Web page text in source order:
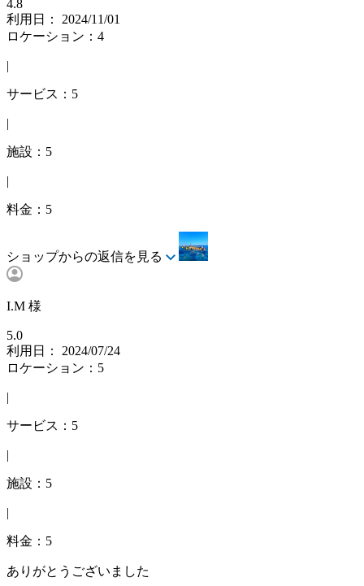
4.8
利用日： 2024/11/01
ロケーション：4
|
サービス：5
|
施設：5
|
料金：5
ショップからの返信を見る
I.M 様
5.0
利用日： 2024/07/24
ロケーション：5
|
サービス：5
|
施設：5
|
料金：5
ありがとうございました